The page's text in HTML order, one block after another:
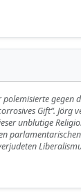
polemisierte gegen
Gift“. Jörg
unblutige